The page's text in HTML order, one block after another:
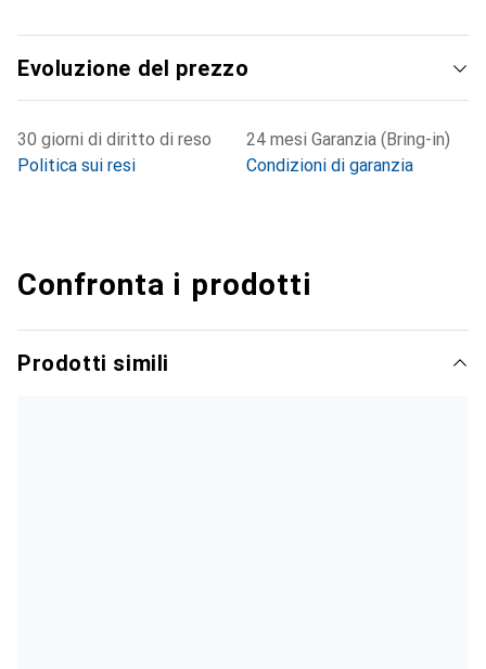
Evoluzione del prezzo
30 giorni di diritto di reso
Politica sui resi
24 mesi Garanzia (Bring-in)
Condizioni di garanzia
Confronta i prodotti
Prodotti simili